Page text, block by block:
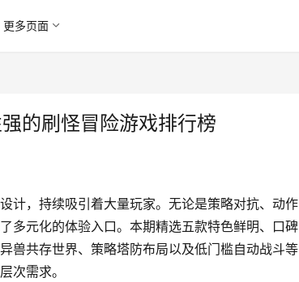
更多页面
的刷怪冒险游戏排行榜
计，持续吸引着大量玩家。无论是策略对抗、动作
多元化的体验入口。本期精选五款特色鲜明、口碑
兽共存世界、策略塔防布局以及低门槛自动战斗等
次需求。